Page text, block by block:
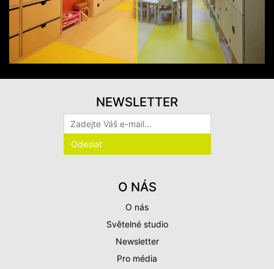
O NÁS
O nás
Světelné studio
Newsletter
Pro média
NEWSLETTER